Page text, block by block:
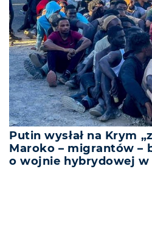
Putin wysłał na Krym
Maroko – migrantów –
o wojnie hybrydowej w